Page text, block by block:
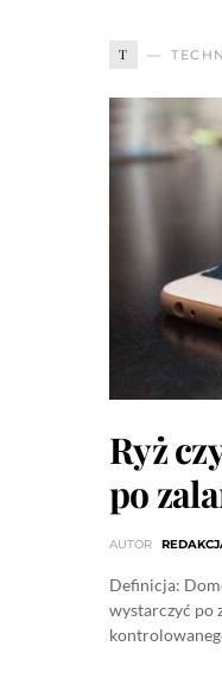
T
Ryż
po
AUTOR
Definicja:
wystarczyć po